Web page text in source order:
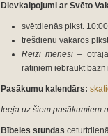
Dievkalpojumi ar Svēto
svētdienās plkst. 10:00
trešdienu vakaros
Reizi mēnesī –
ratiņiem iebraukt
Pasākumu kalendārs:
Ieeja uz šiem pasākumiem
Bībeles stundas